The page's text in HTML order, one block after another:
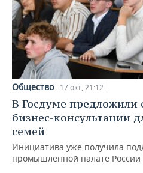
Общество 17 окт, 21:12
В Госдуме предложили
бизнес-консультации
семей
Инициатива уже получила
промышленной палате России